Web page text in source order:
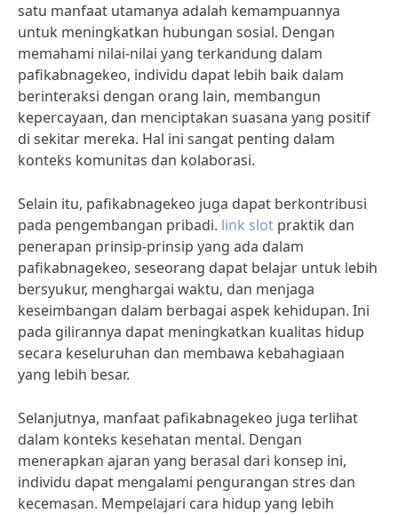
satu manfaat utamanya adalah kemampuannya
untuk meningkatkan hubungan sosial. Dengan
memahami nilai-nilai yang terkandung dalam
pafikabnagekeo, individu dapat lebih baik dalam
berinteraksi dengan orang lain, membangun
kepercayaan, dan menciptakan suasana yang positif
di sekitar mereka. Hal ini sangat penting dalam
konteks komunitas dan kolaborasi.
Selain itu, pafikabnagekeo juga dapat berkontribusi
pada pengembangan pribadi. link slot praktik dan
penerapan prinsip-prinsip yang ada dalam
pafikabnagekeo, seseorang dapat belajar untuk lebih
bersyukur, menghargai waktu, dan menjaga
keseimbangan dalam berbagai aspek kehidupan. Ini
pada gilirannya dapat meningkatkan kualitas hidup
secara keseluruhan dan membawa kebahagiaan
yang lebih besar.
Selanjutnya, manfaat pafikabnagekeo juga terlihat
dalam konteks kesehatan mental. Dengan
menerapkan ajaran yang berasal dari konsep ini,
individu dapat mengalami pengurangan stres dan
kecemasan. Mempelajari cara hidup yang lebih